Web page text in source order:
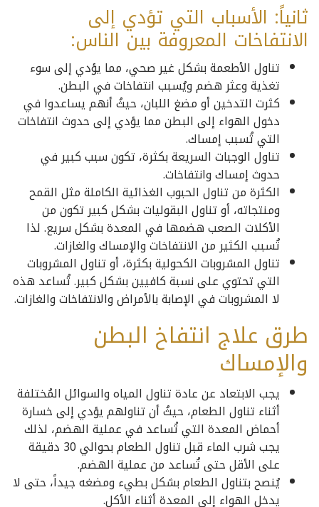
ثانياً: الأسباب التي تؤدي إلى
الانتفاخات المعروفة بين الناس:
تناول الأطعمة بشكل غير صحي، مما يؤدي إلى سوء
تغذية وعثر هضم ويُسبب انتفاخات في البطن.
كثرت التدخين أو مضغ اللبان، حيثُ أنهم يساعدوا في
دخول الهواء إلى البطن مما يؤدي إلى حدوث انتفاخات
التي تُسبب إمساك.
تناول الوجبات السريعة بكثرة، تكون سبب كبير في
حدوث إمساك وانتفاخات.
الكثرة من تناول الحبوب الغذائية الكاملة مثل القمح
ومنتجاته، أو تناول البقوليات بشكل كبير تكون من
الأكلات الصعب هضمها في المعدة بشكل سريع. لذا
تُسبب الكثير من الانتفاخات والإمساك والغازات.
تناول المشروبات الكحولية بكثرة، أو تناول المشروبات
التي تحتوي على نسبة كافيين بشكل كبير. تُساعد هذه
لا المشروبات في الإصابة بالأمراض والانتفاخات والغازات.
طرق علاج انتفاخ البطن
والإمساك
يجب الابتعاد عن عادة تناول المياه والسوائل المُختلفة
أثناء تناول الطعام، حيثُ أن تناولهم يؤدي إلى خسارة
أحماض المعدة التي تُساعد في عملية الهضم، لذلك
يجب شرب الماء قبل تناول الطعام بحوالي 30 دقيقة
على الأقل حتى تُساعد من عملية الهضم.
يُنصح بتناول الطعام بشكل بطيء ومضغه جيداً، حتى لا
يدخل الهواء إلى المعدة أثناء الأكل.